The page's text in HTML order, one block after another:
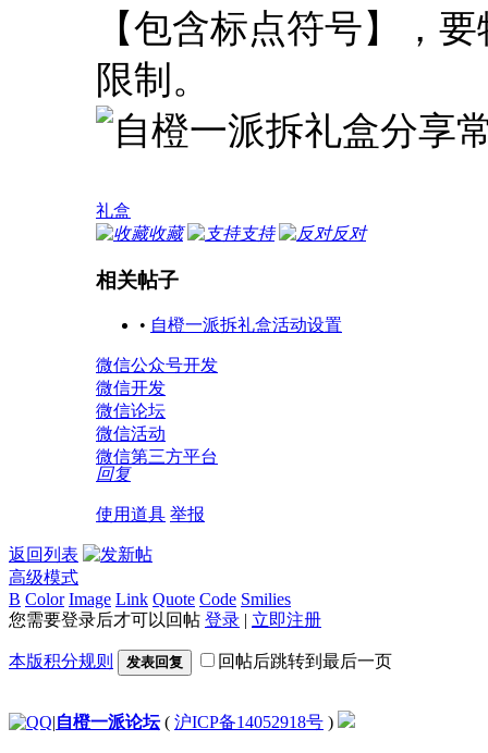
【包含标点符号】，
限制。
礼盒
收藏
支持 反对
相关帖子
• 自橙一派拆礼盒活动设置
微信公众号开发
微信开发
微信论坛
微信活动
微信第三方平台
回复
使用道具 举报
返回列表
高级模式
B Color Image Link Quote Code Smilies
您需要登录后才可以回帖 登录 | 立即注册
本版积分规则 发表回复 回帖后跳转到最后一页
|自橙一派论坛( 沪ICP备14052918号 )